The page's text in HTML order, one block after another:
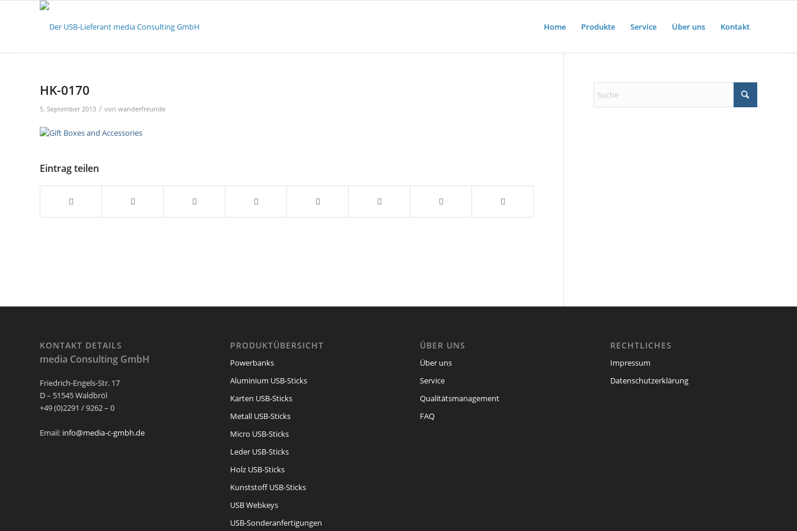
Home Produkte Service Über uns Kontakt
HK-0170
5. September 2013 / von wanderfreunde
Eintrag teilen
KONTAKT DETAILS
media Consulting GmbH
Friedrich-Engels-Str. 17
D – 51545 Waldbröl
+49 (0)2291 / 9262 – 0
Email: info@media-c-gmbh.de
PRODUKTÜBERSICHT
Powerbanks
Aluminium USB-Sticks
Karten USB-Sticks
Metall USB-Sticks
Micro USB-Sticks
Leder USB-Sticks
Holz USB-Sticks
Kunststoff USB-Sticks
USB Webkeys
USB-Sonderanfertigungen
ÜBER UNS
Über uns
Service
Qualitätsmanagement
FAQ
RECHTLICHES
Impressum
Datenschutzerklärung